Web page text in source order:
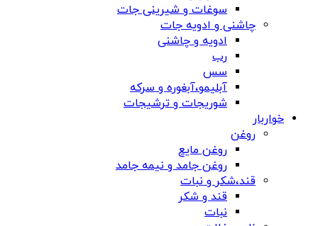
سوغات و شیرینی جات
چاشنی و ادویه جات
ادویه و چاشنی
رب
سس
آبلیمو،آبغوره و سرکه
شوریجات و ترشیجات
خواربار
روغن
روغن مایع
روغن جامد و نیمه جامد
قند،شکر و نبات
قند و شکر
نبات